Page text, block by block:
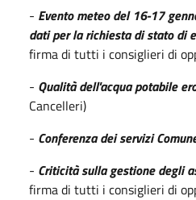
- Evento meteo del 16-17
dati per la richiesta di stato di
firma di tutti i consiglieri di
- Qualità dell'acqua potabile
Cancelleri)
- Conferenza dei servizi
- Criticità sulla gestione degli
firma di tutti i consiglieri di